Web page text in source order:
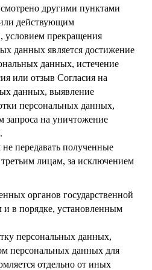
другими пунктами
действующим
условием прекращения
данных является достижение
данных, истечение
или отзыв Согласия на
данных, выявление
персональных данных,
запроса на уничтожение
не передавать полученные
лицам, за исключением
органов государственной
в порядке, установленным
персональных данных,
персональных данных для
отдельно от иных